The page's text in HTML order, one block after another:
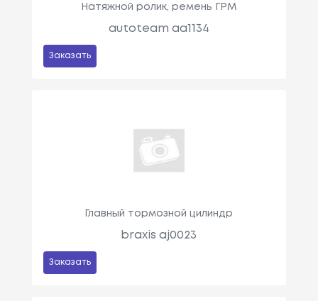
Натяжной ролик, ремень ГРМ
autoteam aa1134
Заказать
Главный тормозной цилиндр
braxis aj0023
Заказать